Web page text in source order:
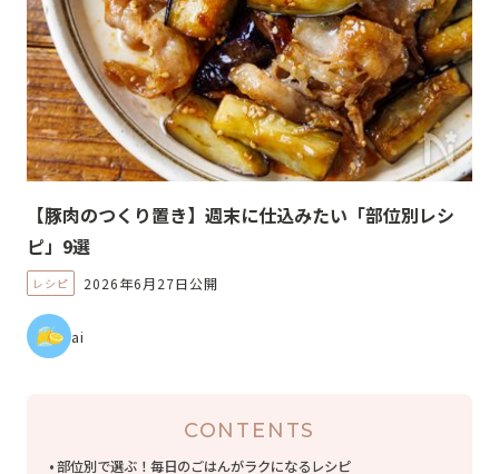
【豚肉のつくり置き】週末に仕込みたい「部位別レシ
ピ」9選
レシピ 2026年6月27日公開
ai
CONTENTS
部位別で選ぶ！毎日のごはんがラクになるレシピ